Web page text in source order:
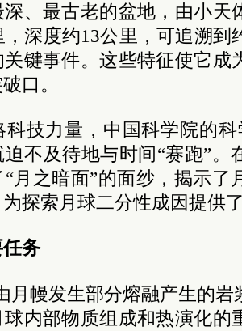
、最古老的盆地，由小天
，深度约13公里，可追溯到
键事件。这些特征使它成
口。
科技力量，中国科学院的
不及待地与时间“赛跑”。
月之暗面”的面纱，揭示了
探索月球二分性成因提供
务
月幔发生部分熔融产生的
球内部物质组成和热演化的